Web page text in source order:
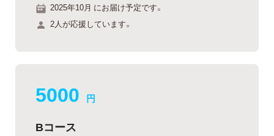
2025年10月 にお届け予定です。
2人が応援しています。
5000 円
Bコース